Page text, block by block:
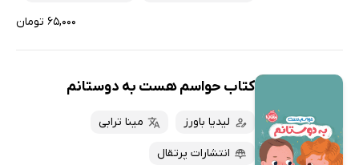
۶۵,۰۰۰ تومان
کتاب حواسم هست به دوستانم
لیدیا باورز مینا ترابی
انتشارات پرتقال